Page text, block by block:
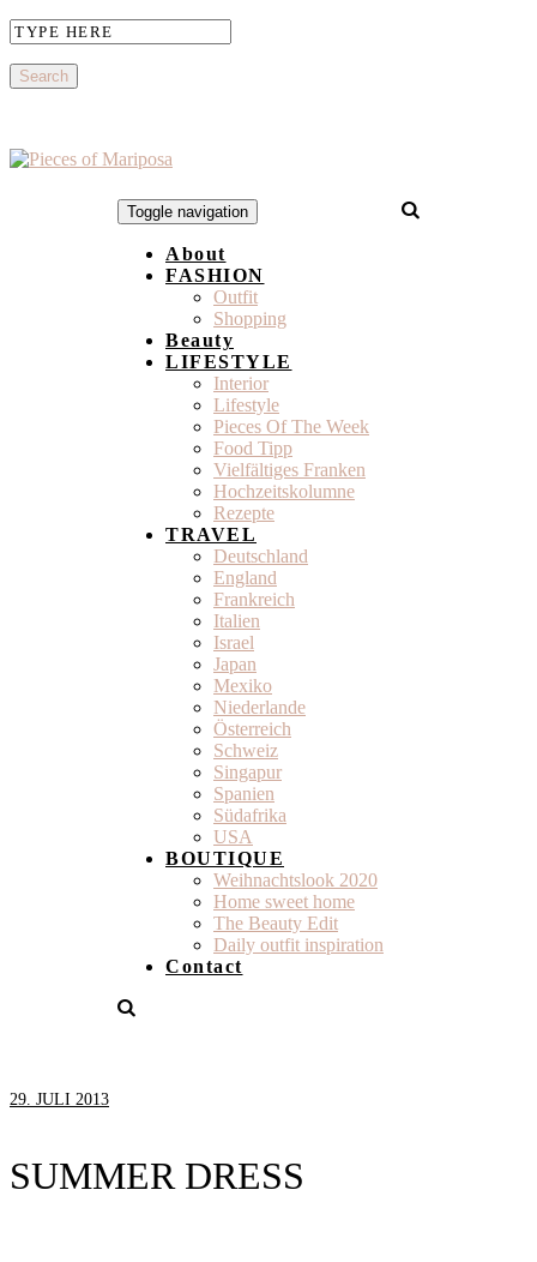
Toggle navigation
About
FASHION
Outfit
Shopping
Beauty
LIFESTYLE
Interior
Lifestyle
Pieces Of The Week
Food Tipp
Vielfältiges Franken
Hochzeitskolumne
Rezepte
TRAVEL
Deutschland
England
Frankreich
Italien
Israel
Japan
Mexiko
Niederlande
Österreich
Schweiz
Singapur
Spanien
Südafrika
USA
BOUTIQUE
Weihnachtslook 2020
Home sweet home
The Beauty Edit
Daily outfit inspiration
Contact
29. JULI 2013
SUMMER DRESS